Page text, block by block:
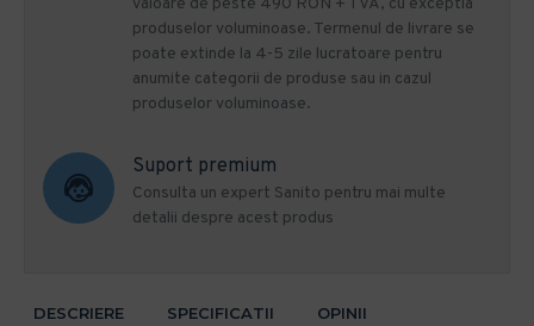
valoare de peste 490 RON + TVA, cu exceptia
produselor voluminoase. Termenul de livrare se
poate extinde la 4-5 zile lucratoare pentru
anumite categorii de produse sau in cazul
produselor voluminoase.
Suport premium
Consulta un expert Sanito pentru mai multe
detalii despre acest produs
DESCRIERE SPECIFICATII
OPINII